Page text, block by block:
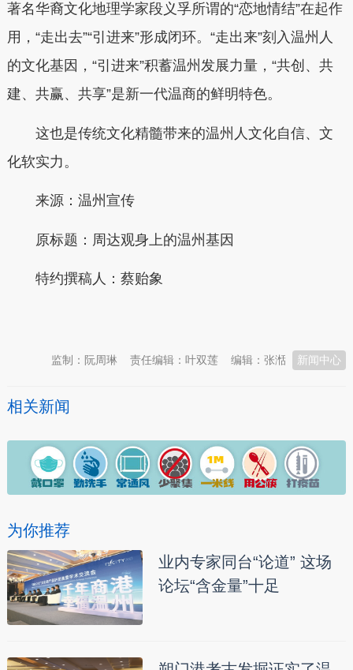
著名华裔文化地理学家段义孚所谓的“恋地情结”在起作
用，“走出去”“引进来”形成闭环。“走出来”刻入温州人
的文化基因，“引进来”积蓄温州发展力量，“共创、共
建、共赢、共享”是新一代温商的鲜明特色。
这也是传统文化精髓带来的温州人文化自信、文
化软实力。
来源：温州宣传
原标题： 周达观身上的温州基因
特约撰稿人：蔡贻象
新闻中心
编辑：张湉
责任编辑：叶双莲
监制：阮周琳
相关新闻
为你推荐
业内专家同台“论道” 这场
论坛“含金量”十足